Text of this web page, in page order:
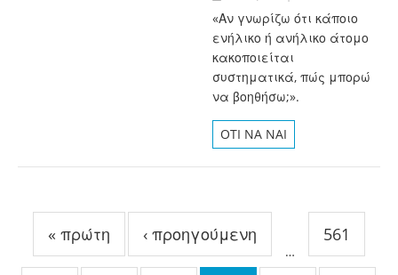
«Αν γνωρίζω ότι κάποιο
ενήλικο ή ανήλικο άτομο
κακοποιείται
συστηματικά, πώς μπορώ
να βοηθήσω;».
OTI NA NAI
« πρώτη ‹ προηγούμενη
…
561